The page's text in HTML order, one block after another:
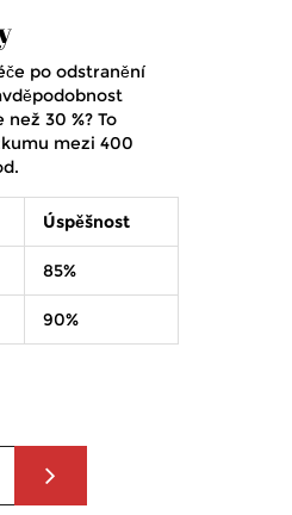
po odstranění
30 %? To
mezi 400
Úspěšnost
85%
90%